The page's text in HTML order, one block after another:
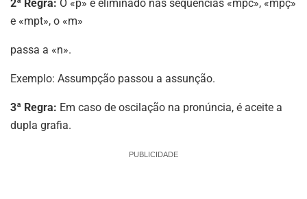
2ª Regra: O «p» é eliminado nas sequências «mpc», «mpç»
e «mpt», o «m»
passa a «n».
Exemplo: Assumpção passou a assunção.
3ª Regra: Em caso de oscilação na pronúncia, é aceite a
dupla grafia.
PUBLICIDADE